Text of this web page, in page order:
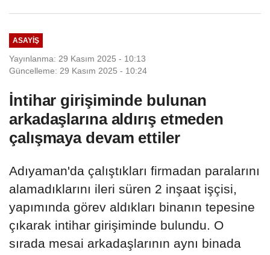
ASAYIŞ
Yayınlanma: 29 Kasım 2025 - 10:13
Güncelleme: 29 Kasım 2025 - 10:24
İntihar girişiminde bulunan
arkadaşlarına aldırış etmeden
çalışmaya devam ettiler
Adıyaman'da çalıştıkları firmadan paralarını
alamadıklarını ileri süren 2 inşaat işçisi,
yapımında görev aldıkları binanın tepesine
çıkarak intihar girişiminde bulundu. O
sırada mesai arkadaşlarının aynı binada